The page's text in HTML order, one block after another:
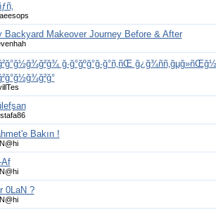
Backyard Makeover Journey Before & After
ğ·ğ°ğºğ°ğ·ğ°ñ‚ñŒ
Bakın !
0LaN ?